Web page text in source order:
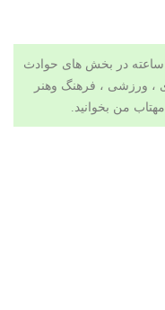
جدیدترین اخبار و مهم ترین رویدادهای ۲۴ ساعته در بخش های حوادث
، ورزشی ، فرهنگ وهنر
مهتاب من بخوانید.